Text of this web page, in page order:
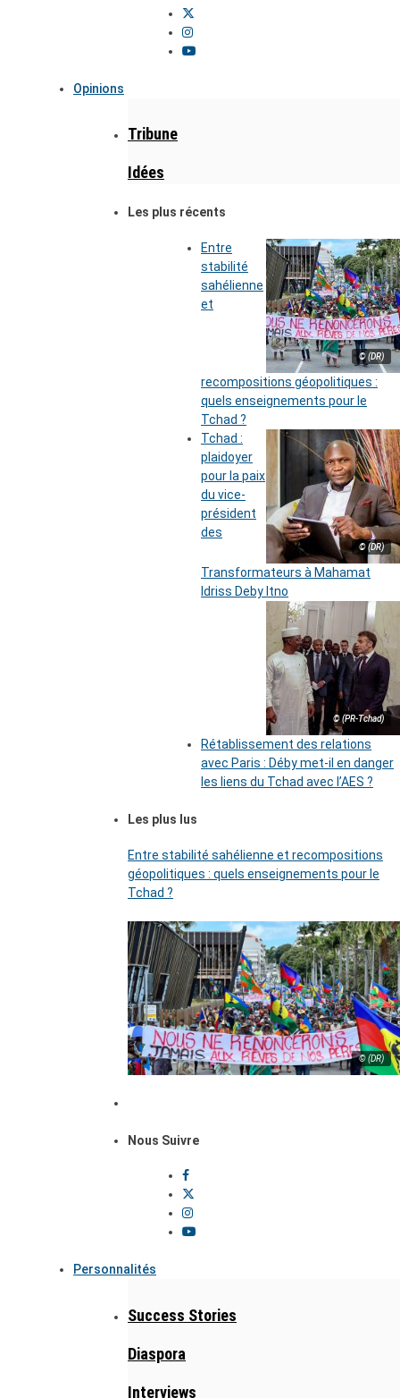
Opinions
Tribune
Idées
Les plus récents
© (DR)
Entre
stabilité
sahélienne
et
recompositions géopolitiques :
quels enseignements pour le
Tchad ?
© (DR)
Tchad :
plaidoyer
pour la paix
du vice-
président
des
Transformateurs à Mahamat
Idriss Deby Itno
© (PR-Tchad)
Rétablissement des relations
avec Paris : Déby met-il en danger
les liens du Tchad avec l’AES ?
Les plus lus
Entre stabilité sahélienne et recompositions
géopolitiques : quels enseignements pour le
Tchad ?
© (DR)
Nous Suivre
Personnalités
Success Stories
Diaspora
Interviews